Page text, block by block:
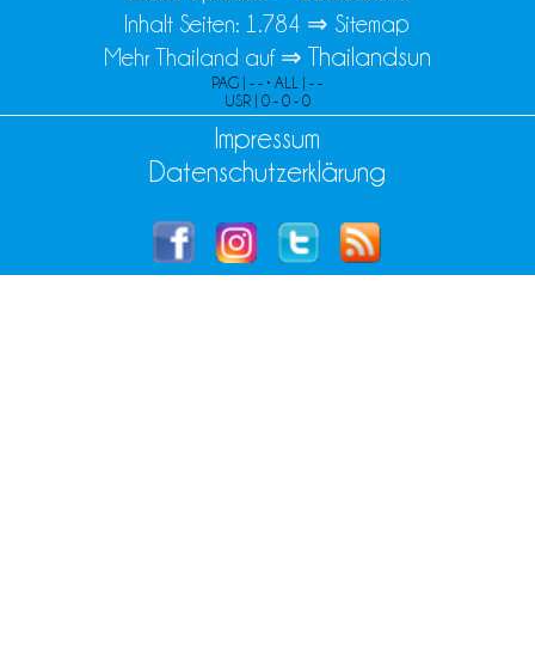
Inhalt Seiten: 1.784 ⇒ Sitemap
Mehr Thailand auf ⇒ Thailandsun
PAG | - - • ALL | - -
USR | 0 - 0 - 0
Impressum
Datenschutzerklärung